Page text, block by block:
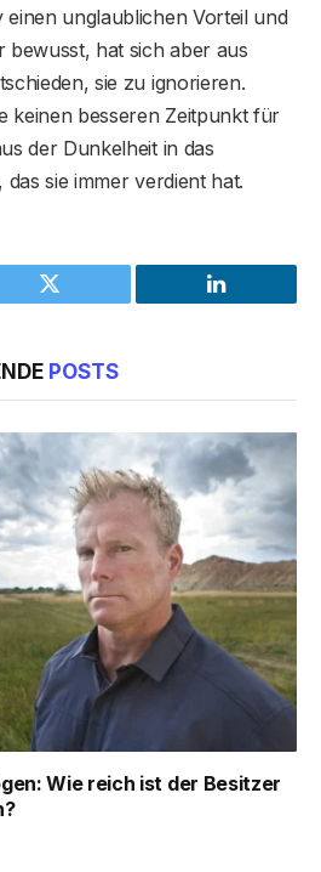
einen unglaublichen Vorteil und
bewusst, hat sich aber aus
sie zu ignorieren.
keinen besseren Zeitpunkt für
der Dunkelheit in das
sie immer verdient hat.
Twitter LinkedIn
POSTS
Wie reich ist der Besitzer